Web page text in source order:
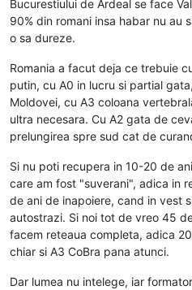
Bucurestiului de Ardeal se face
90% din romani insa habar nu au
o sa dureze.
Romania a facut deja ce trebuie
putin, cu A0 in lucru si partial
Moldovei, cu A3 coloana
ultra necesara. Cu A2 gata de
prelungirea spre sud cat de
Si nu poti recupera in 10-20 de
care am fost "suverani", adica in
de ani de inapoiere, cand in vest
autostrazi. Si noi tot de vreo 45
facem reteaua completa, adica
chiar si A3 CoBra pana atunci.
Dar lumea nu intelege, iar